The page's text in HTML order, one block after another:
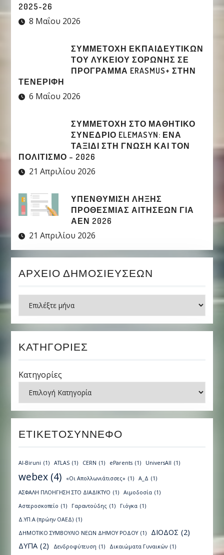
2025-26
8 Μαΐου 2026
ΣΥΜΜΕΤΟΧΉ ΕΚΠΑΙΔΕΥΤΙΚΏΝ
ΤΟΥ ΛΥΚΕΊΟΥ ΣΟΡΩΝΉΣ ΣΕ
ΠΡΌΓΡΑΜΜΑ ERASMUS+ ΣΤΗΝ
ΤΕΝΕΡΊΦΗ
6 Μαΐου 2026
ΣΥΜΜΕΤΟΧΉ ΣΤΟ ΜΑΘΗΤΙΚΌ
ΣΥΝΈΔΡΙΟ ELEMASYN: ΈΝΑ
ΤΑΞΊΔΙ ΣΤΗ ΓΝΏΣΗ ΚΑΙ ΤΟΝ
ΠΟΛΙΤΙΣΜΌ – 2026
21 Απριλίου 2026
ΥΠΕΝΘΥΜΙΣΗ ΛΗΞΗΣ
ΠΡΟΘΕΣΜΙΑΣ ΑΙΤΗΣΕΩΝ ΓΙΑ
ΑΕΝ 2026
21 Απριλίου 2026
ΑΡΧΕΊΟ ΔΗΜΟΣΙΕΎΣΕΩΝ
Ιστορικό
ΚΑΤΗΓΟΡΊΕΣ
Κατηγορίες
ΕΤΙΚΕΤΟΣΎΝΝΕΦΟ
Al-Biruni (1) ATLAS (1) CERN (1) eParents (1) UniversAll (1)
webex (4) «Οι Απολλωνιάτισσες» (1) Α_Δ (1)
ΑΣΦΑΛΗ ΠΛΟΗΓΗΣΗ ΣΤΟ ΔΙΑΔΙΚΤΥΟ (1) Αιμοδοσία (1)
Αστεροσκοπείο (1) Γαραντούδης (1) Γιόγκα (1)
Δ.ΥΠ.Α (πρώην ΟΑΕΔ) (1)
ΔΗΜΟΤΙΚΟ ΣΥΜΒΟΥΛΙΟ ΝΕΩΝ ΔΗΜΟΥ ΡΟΔΟΥ (1) ΔΙΟΔΟΣ (2)
ΔΥΠΑ (2) Δενδροφύτευση (1) Δικαιώματα Γυναικών (1)